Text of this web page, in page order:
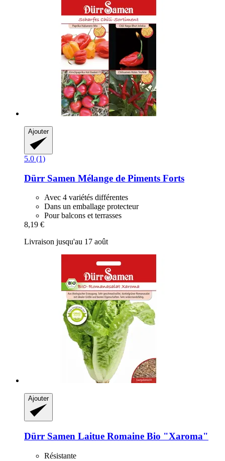
Ajouter
5.0 (1)
Dürr Samen Mélange de Piments Forts
Avec 4 variétés différentes
Dans un emballage protecteur
Pour balcons et terrasses
8,19 €
Livraison jusqu'au 17 août
Ajouter
Dürr Samen Laitue Romaine Bio "Xaroma"
Résistante